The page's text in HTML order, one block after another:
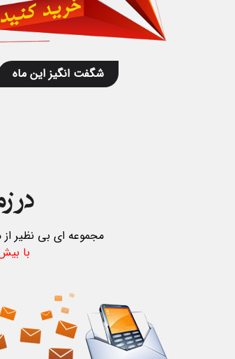
شگفت انگیز این ماه
قالب زرین
در
مجموعه ای بی نظیر
با بیش از 20 سال تجربه خدمات دهی